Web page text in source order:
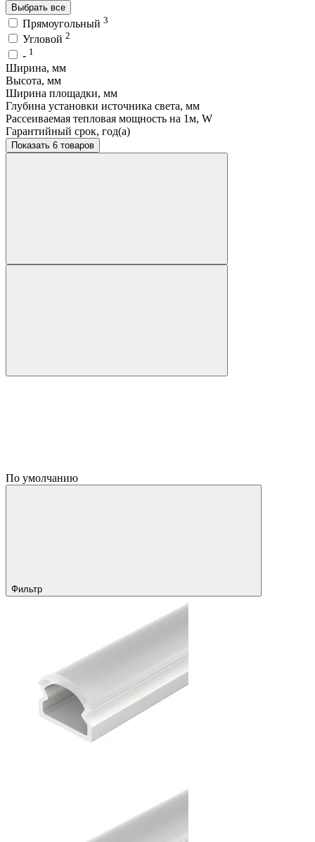
Выбрать все
Прямоугольный 3
Угловой 2
- 1
Ширина, мм
Высота, мм
Ширина площадки, мм
Глубина установки источника света, мм
Рассеиваемая тепловая мощность на 1м, W
Гарантийный срок, год(а)
Показать 6 товаров
По умолчанию
Фильтр